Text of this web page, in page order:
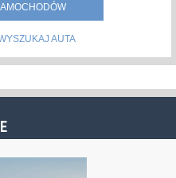
AUTA